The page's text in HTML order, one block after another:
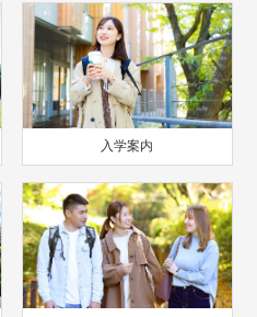
入学案内